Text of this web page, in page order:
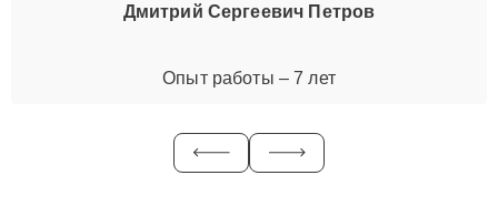
Дмитрий Сергеевич Петров
Опыт работы – 7 лет